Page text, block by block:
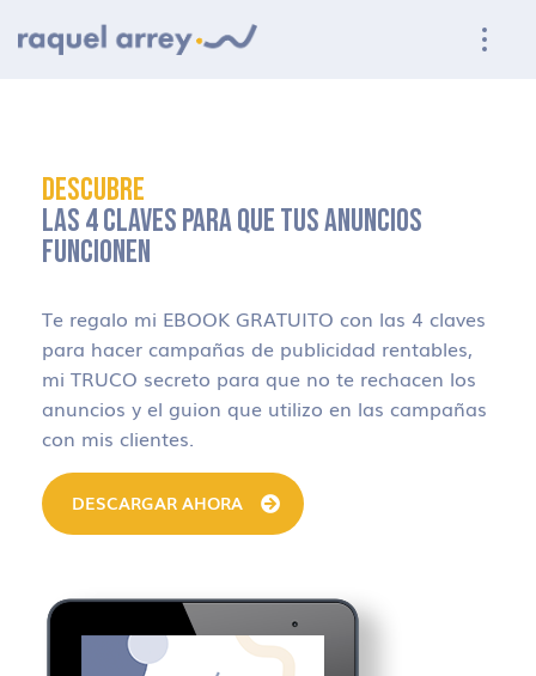
DESCUBRE
LAS 4 CLAVES PARA QUE TUS ANUNCIOS
FUNCIONEN
Te regalo mi EBOOK GRATUITO con las 4 claves
para hacer campañas de publicidad rentables,
mi TRUCO secreto para que no te rechacen los
anuncios y el guion que utilizo en las campañas
con mis clientes.
DESCARGAR AHORA